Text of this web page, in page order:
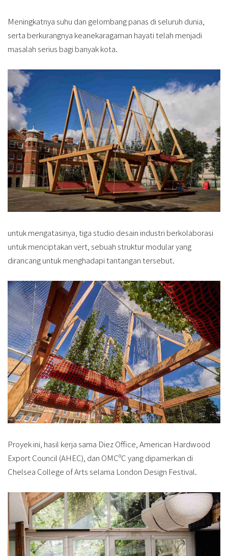
Meningkatnya suhu dan gelombang panas di seluruh dunia,
serta berkurangnya keanekaragaman hayati telah menjadi
masalah serius bagi banyak kota.
untuk mengatasinya, tiga studio desain industri berkolaborasi
untuk menciptakan vert, sebuah struktur modular yang
dirancang untuk menghadapi tantangan tersebut.
Proyek ini, hasil kerja sama Diez Office, American Hardwood
Export Council (AHEC), dan OMCºC yang dipamerkan di
Chelsea College of Arts selama London Design Festival.